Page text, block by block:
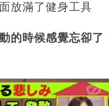
放滿了健身工具
的時候感覺忘卻了